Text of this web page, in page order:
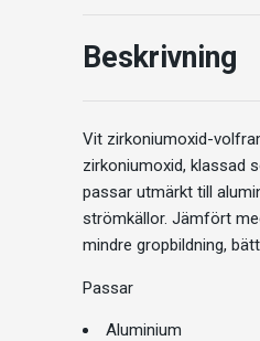
Beskrivning
Vit zirkoniumoxid-
zirkoniumoxid, klassad
passar utmärkt till
strömkällor. Jämfört
mindre gropbildning,
Passar
Aluminium